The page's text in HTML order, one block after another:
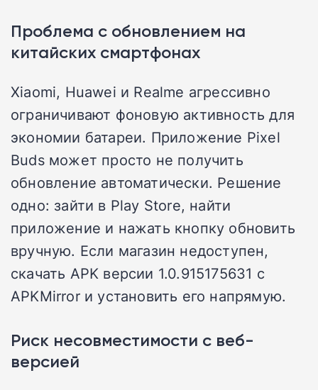
Проблема с обновлением на
китайских смартфонах
Xiaomi, Huawei и Realme агрессивно
ограничивают фоновую активность для
экономии батареи. Приложение Pixel
Buds может просто не получить
обновление автоматически. Решение
одно: зайти в Play Store, найти
приложение и нажать кнопку обновить
вручную. Если магазин недоступен,
скачать APK версии 1.0.915175631 с
APKMirror и установить его напрямую.
Риск несовместимости с веб-
версией